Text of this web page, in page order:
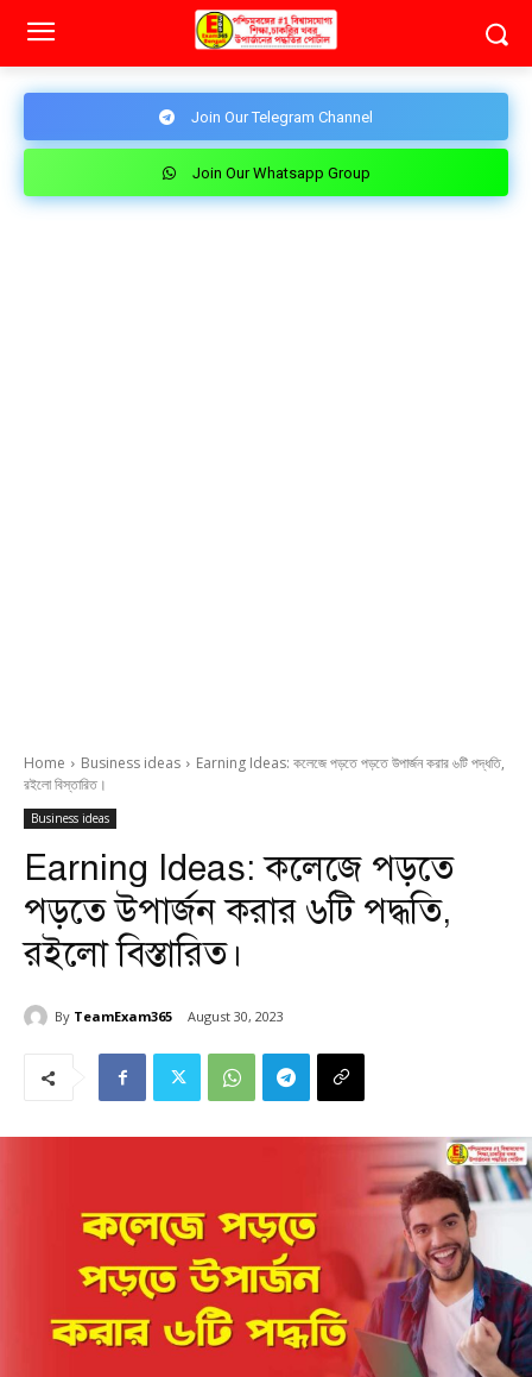
Join Our Telegram Channel
Join Our Whatsapp Group
Home Business ideas
Earning Ideas: কলেজে পড়তে পড়তে উপার্জন করার ৬টি পদ্ধতি,
রইলো বিস্তারিত।
Business ideas
Earning Ideas: কলেজে পড়তে
পড়তে উপার্জন করার ৬টি পদ্ধতি,
রইলো বিস্তারিত।
By TeamExam365 August 30, 2023